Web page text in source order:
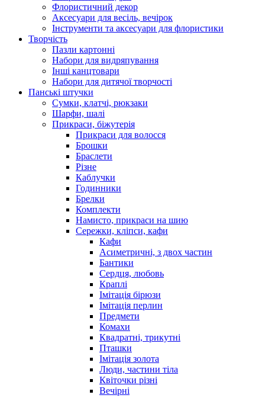
Флористичний декор
Аксесуари для весіль, вечірок
Інструменти та аксесуари для флористики
Творчість
Пазли картонні
Набори для видряпування
Інші канцтовари
Набори для дитячої творчості
Панські штучки
Сумки, клатчі, рюкзаки
Шарфи, шалі
Прикраси, біжутерія
Прикраси для волосся
Брошки
Браслети
Різне
Каблучки
Годинники
Брелки
Комплекти
Намисто, прикраси на шию
Сережки, кліпси, кафи
Кафи
Асиметричні, з двох частин
Бантики
Сердця, любовь
Краплі
Імітація бірюзи
Імітація перлин
Предмети
Комахи
Квадратні, трикутні
Пташки
Імітація золота
Люди, частини тіла
Квіточки різні
Вечірні